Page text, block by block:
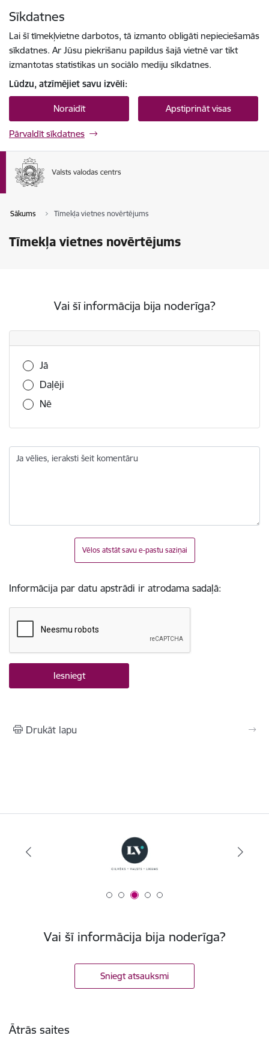
Sīkdatnes
Lai šī tīmekļvietne darbotos, tā izmanto obligāti nepieciešamās
sīkdatnes. Ar Jūsu piekrišanu papildus šajā vietnē var tikt
izmantotas statistikas un sociālo mediju sīkdatnes.
Lūdzu, atzīmējiet savu izvēli:
Noraidīt Apstiprināt visas
Pārvaldīt sīkdatnes
Sākums Tīmekļa vietnes novērtējums
Tīmekļa vietnes novērtējums
Vai šī informācija bija noderīga?
Vai šī informācija bija noderīga?
Jā
Daļēji
Nē
Ja vēlies, ieraksti šeit komentāru
Vēlos atstāt savu e-pastu saziņai
Informācija par datu apstrādi ir atrodama sadaļā:
Drukāt lapu
Vai šī informācija bija noderīga?
Sniegt atsauksmi
Ātrās saites